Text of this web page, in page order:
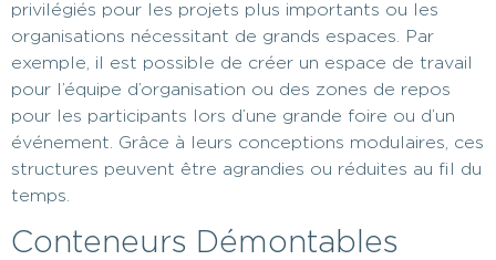
privilégiés pour les projets plus importants ou les
organisations nécessitant de grands espaces. Par
exemple, il est possible de créer un espace de travail
pour l’équipe d’organisation ou des zones de repos
pour les participants lors d’une grande foire ou d’un
événement. Grâce à leurs conceptions modulaires, ces
structures peuvent être agrandies ou réduites au fil du
temps.
Conteneurs Démontables